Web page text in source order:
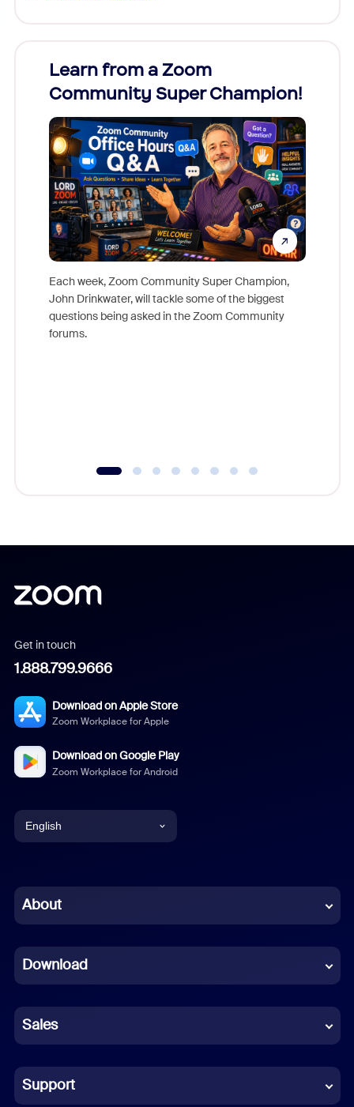
Learn from a Zoom
Community Super Champion!
Each week, Zoom Community Super Champion,
John Drinkwater, will tackle some of the biggest
questions being asked in the Zoom Community
forums.
Get in touch
1.888.799.9666
Download on Apple Store
Zoom Workplace for Apple
Download on Google Play
Zoom Workplace for Android
English
Chinese (Simplified)
French
German
Indonesian
Italian
About
Download
Sales
Support